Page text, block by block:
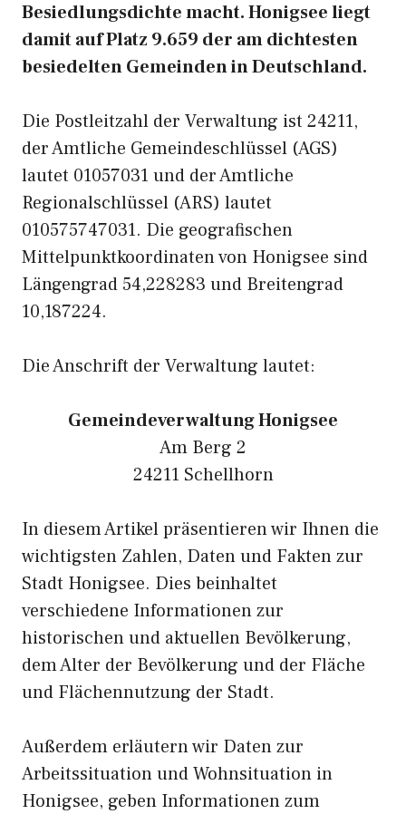
Besiedlungsdichte macht. Honigsee liegt
damit auf Platz 9.659 der am dichtesten
besiedelten Gemeinden in Deutschland.
Die Postleitzahl der Verwaltung ist 24211,
der Amtliche Gemeindeschlüssel (AGS)
lautet 01057031 und der Amtliche
Regionalschlüssel (ARS) lautet
010575747031. Die geografischen
Mittelpunktkoordinaten von Honigsee sind
Längengrad 54,228283 und Breitengrad
10,187224.
Die Anschrift der Verwaltung lautet:
Gemeindeverwaltung Honigsee
Am Berg 2
24211 Schellhorn
In diesem Artikel präsentieren wir Ihnen die
wichtigsten Zahlen, Daten und Fakten zur
Stadt Honigsee. Dies beinhaltet
verschiedene Informationen zur
historischen und aktuellen Bevölkerung,
dem Alter der Bevölkerung und der Fläche
und Flächennutzung der Stadt.
Außerdem erläutern wir Daten zur
Arbeitssituation und Wohnsituation in
Honigsee, geben Informationen zum